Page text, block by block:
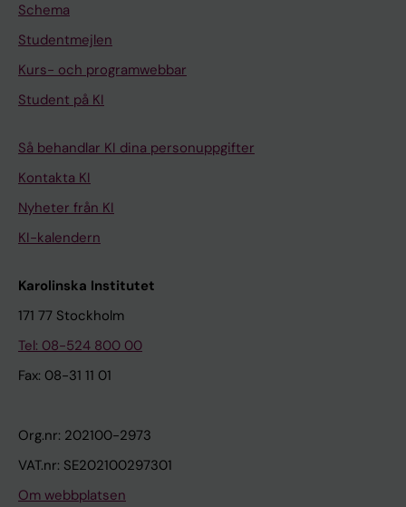
Schema
Studentmejlen
Kurs- och programwebbar
Student på KI
Så behandlar KI dina personuppgifter
Kontakta KI
Nyheter från KI
KI-kalendern
Karolinska Institutet
171 77 Stockholm
Tel: 08-524 800 00
Fax: 08-31 11 01
Org.nr: 202100-2973
VAT.nr: SE202100297301
Om webbplatsen